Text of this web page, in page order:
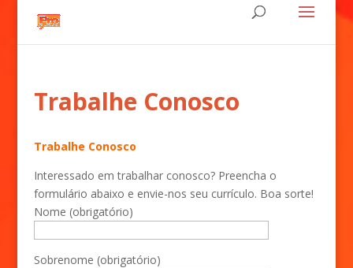
Trabalhe Conosco
Trabalhe Conosco
Interessado em trabalhar conosco? Preencha o
formulário abaixo e envie-nos seu currículo. Boa sorte!
Nome (obrigatório)
Sobrenome (obrigatório)